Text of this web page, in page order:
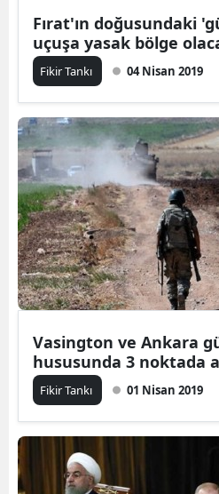
Fırat'ın doğusundaki
uçuşa yasak bölge
Fikir Tankı 04 Nisan 2019
Vasington ve Ankara
hususunda 3 noktada
Fikir Tankı 01 Nisan 2019